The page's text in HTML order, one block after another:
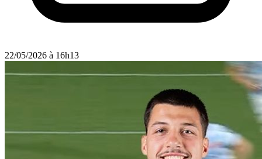
22/05/2026 à 16h13